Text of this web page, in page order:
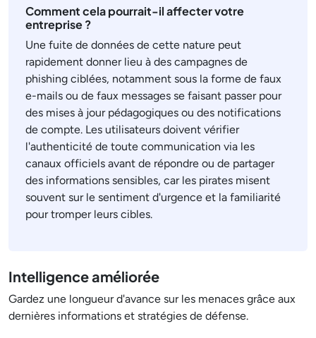
Comment cela pourrait-il affecter votre
entreprise ?
Une fuite de données de cette nature peut
rapidement donner lieu à des campagnes de
phishing ciblées, notamment sous la forme de faux
e-mails ou de faux messages se faisant passer pour
des mises à jour pédagogiques ou des notifications
de compte. Les utilisateurs doivent vérifier
l'authenticité de toute communication via les
canaux officiels avant de répondre ou de partager
des informations sensibles, car les pirates misent
souvent sur le sentiment d'urgence et la familiarité
pour tromper leurs cibles.
Intelligence améliorée
Gardez une longueur d'avance sur les menaces grâce aux
dernières informations et stratégies de défense.